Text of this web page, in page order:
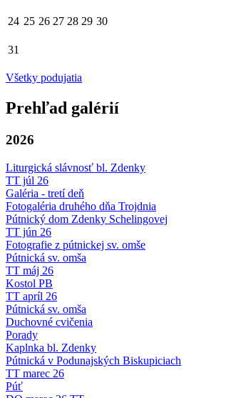
24 25 26 27 28 29 30
31
Všetky podujatia
Prehľad galérií
2026
Liturgická slávnosť bl. Zdenky
TT júl 26
Galéria - tretí deň
Fotogaléria druhého dňa Trojdnia
Pútnický dom Zdenky Schelingovej
TT jún 26
Fotografie z pútnickej sv. omše
Pútnická sv. omša
TT máj 26
Kostol PB
TT apríl 26
Pútnická sv. omša
Duchovné cvičenia
Porady
Kaplnka bl. Zdenky
Pútnická v Podunajských Biskupiciach
TT marec 26
Púť